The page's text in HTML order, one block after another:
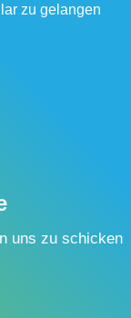
zu gelangen
uns zu schicken